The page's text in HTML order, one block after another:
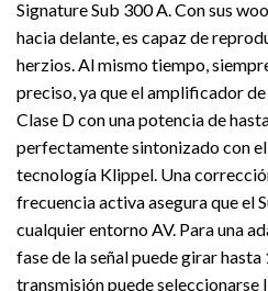
Signature Sub 300 A. Con sus
hacia delante, es capaz de
herzios. Al mismo tiempo,
preciso, ya que el amplificador
Clase D con una potencia de
perfectamente sintonizado con
tecnología Klippel. Una
frecuencia activa asegura que el
cualquier entorno AV. Para una
fase de la señal puede girar hasta
transmisión puede